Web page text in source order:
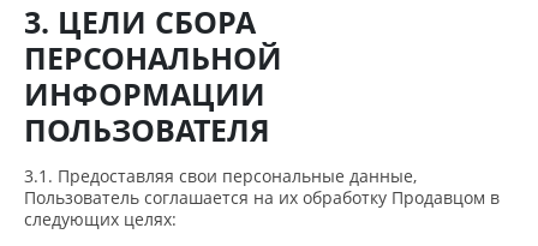
3. ЦЕЛИ СБОРА
ПЕРСОНАЛЬНОЙ
ИНФОРМАЦИИ
ПОЛЬЗОВАТЕЛЯ
3.1. Предоставляя свои персональные данные,
Пользователь соглашается на их обработку Продавцом в
следующих целях: